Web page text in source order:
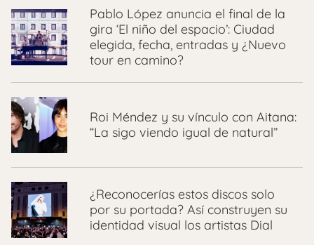
Pablo López anuncia el final de la
gira ‘El niño del espacio’: Ciudad
elegida, fecha, entradas y ¿Nuevo
tour en camino?
Roi Méndez y su vínculo con Aitana:
“La sigo viendo igual de natural”
¿Reconocerías estos discos solo
por su portada? Así construyen su
identidad visual los artistas Dial